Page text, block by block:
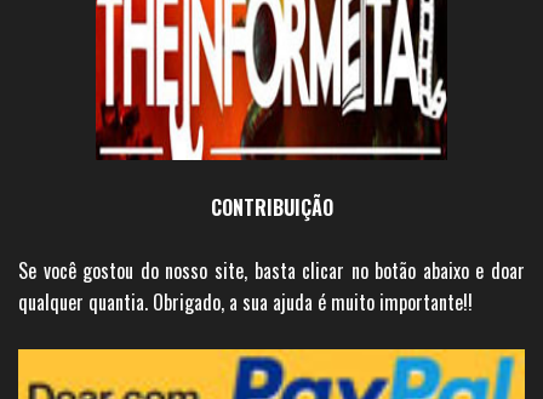
CONTRIBUIÇÃO
Se você gostou do nosso site, basta clicar no botão abaixo e doar
qualquer quantia. Obrigado, a sua ajuda é muito importante!!